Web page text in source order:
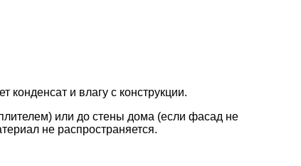
конденсат и влагу с конструкции.
или до стены дома (если фасад не
не распространяется.